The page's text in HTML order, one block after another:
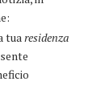
tuaresidenza